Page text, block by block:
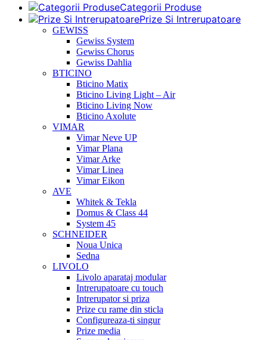
Categorii Produse
Prize Si Intrerupatoare
GEWISS
Gewiss System
Gewiss Chorus
Gewiss Dahlia
BTICINO
Bticino Matix
Bticino Living Light – Air
Bticino Living Now
Bticino Axolute
VIMAR
Vimar Neve UP
Vimar Plana
Vimar Arke
Vimar Linea
Vimar Eikon
AVE
Whitek & Tekla
Domus & Class 44
System 45
SCHNEIDER
Noua Unica
Sedna
LIVOLO
Livolo aparataj modular
Intrerupatoare cu touch
Intrerupator si priza
Prize cu rame din sticla
Configureaza-ti singur
Prize media